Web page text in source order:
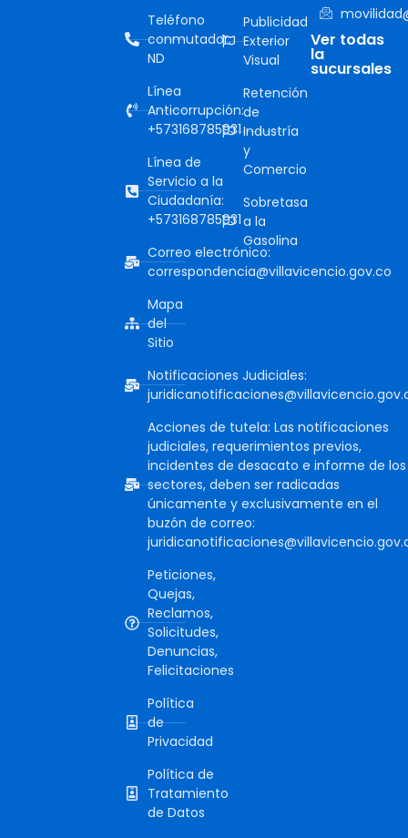
Teléfono
conmutador:
ND
Línea
Anticorrupción:
+573168785931
Línea de
Servicio a la
Ciudadanía:
+573168785931
Correo electrónico:
correspondencia@villavicencio.gov.co
Mapa
del
Sitio
Notificaciones Judiciales:
Acciones de tutela: Las notificaciones
judiciales, requerimientos previos,
incidentes de desacato e informe de los
sectores, deben ser radicadas
únicamente y exclusivamente en el
buzón de correo:
Peticiones,
Quejas,
Reclamos,
Solicitudes,
Denuncias,
Felicitaciones
Política
de
Privacidad
Política de
Tratamiento
de Datos
Publicidad
Exterior
Visual
Retención
de
Industría
y
Comercio
Sobretasa
a la
Gasolina
Ver todas
la
sucursales